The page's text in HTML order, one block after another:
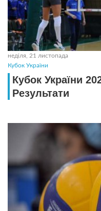
неділя, 21 листопада
Кубок України
Кубок України
Результати